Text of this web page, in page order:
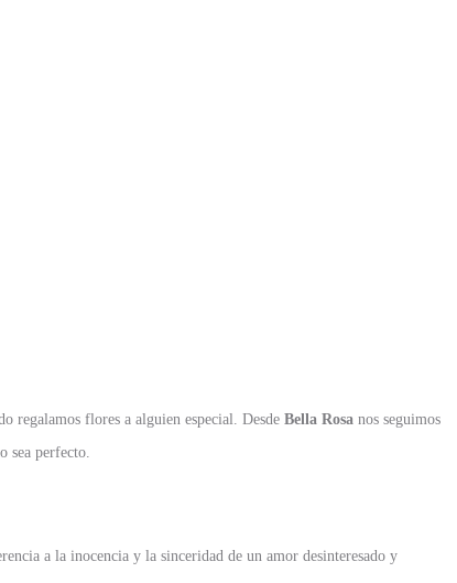
regalamos flores a alguien especial. Desde Bella Rosa nos seguimos
sea perfecto.
a la inocencia y la sinceridad de un amor desinteresado y